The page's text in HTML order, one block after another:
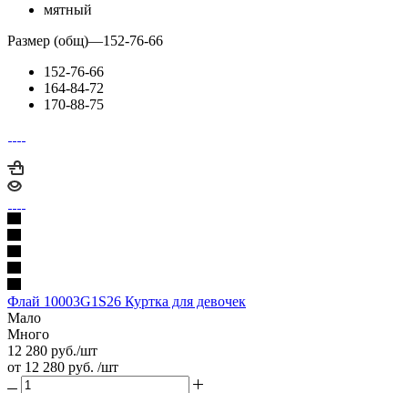
мятный
Размер (общ)—152-76-66
152-76-66
164-84-72
170-88-75
Флай 10003G1S26 Куртка для девочек
Мало
Много
12 280 руб./шт
от 12 280 руб. /шт